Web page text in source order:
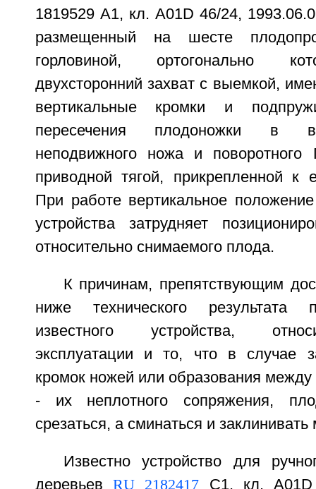
1819529 А1, кл. A01D 46/24,
размещенный на шесте
горловиной, ортогонально
двухсторонний захват с выемкой,
вертикальные кромки и
пересечения плодоножки в
неподвижного ножа и поворотного
приводной тягой, прикрепленной к
При работе вертикальное положение
устройства затрудняет
относительно снимаемого плода.
К причинам, препятствующим
ниже технического результата
известного устройства,
эксплуатации и то, что в случае
кромок ножей или образования между
- их неплотного сопряжения,
срезаться, а сминаться и
Известно устройство для
деревьев RU 2182417 С1, кл. А01D